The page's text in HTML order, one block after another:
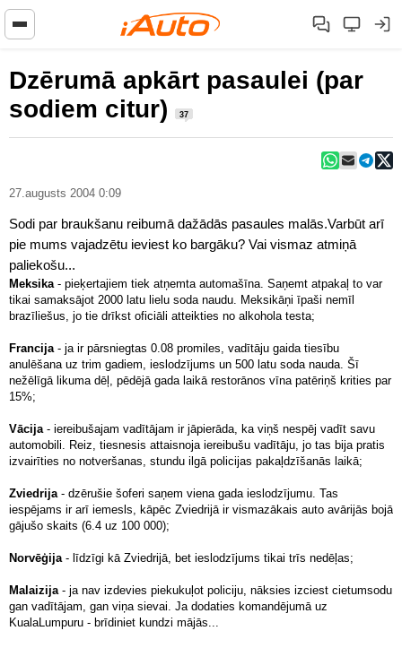
Dzērumā apkārt pasaulei (par
sodiem citur)
37
27.augusts 2004 0:09
Sodi par braukšanu reibumā dažādās pasaules malās.Varbūt arī
pie mums vajadzētu ieviest ko bargāku? Vai vismaz atmiņā
paliekošu...
Meksika- pieķertajiem tiek atņemta automašīna. Saņemt atpakaļ to var
tikai samaksājot 2000 latu lielu soda naudu. Meksikāņi īpaši nemīl
brazīliešus, jo tie drīkst oficiāli atteikties no alkohola testa;
Francija- ja ir pārsniegtas 0.08 promiles, vadītāju gaida tiesību
anulēšana uz trim gadiem, ieslodzījums un 500 latu soda nauda. Šī
nežēlīgā likuma dēļ, pēdējā gada laikā restorānos vīna patēriņš krities par
15%;
Vācija- iereibušajam vadītājam ir jāpierāda, ka viņš nespēj vadīt savu
automobili. Reiz, tiesnesis attaisnoja iereibušu vadītāju, jo tas bija pratis
izvairīties no notveršanas, stundu ilgā policijas pakaļdzīšanās laikā;
Zviedrija- dzērušie šoferi saņem viena gada ieslodzījumu. Tas
iespējams ir arī iemesls, kāpēc Zviedrijā ir vismazākais auto avārijās bojā
gājušo skaits (6.4 uz 100 000);
Norvēģija- līdzīgi kā Zviedrijā, bet ieslodzījums tikai trīs nedēļas;
Malaizija- ja nav izdevies piekukuļot policiju, nāksies izciest cietumsodu
gan vadītājam, gan viņa sievai. Ja dodaties komandējumā uz
KualaLumpuru - brīdiniet kundzi mājās...